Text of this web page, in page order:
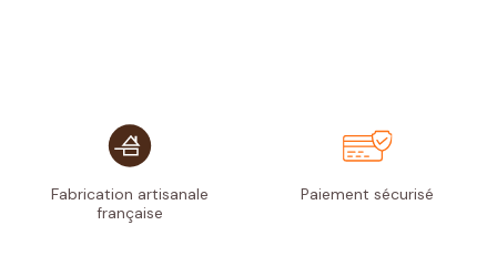
Fabrication artisanale
française
Paiement sécurisé